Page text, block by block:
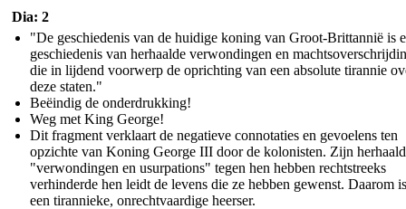
Dia: 2
"De geschiedenis van de huidige koning van Groot-Brittannië is
geschiedenis van herhaalde verwondingen en
die in lijdend voorwerp de oprichting van een absolute tirannie
deze staten."
Beëindig de onderdrukking!
Weg met King George!
Dit fragment verklaart de negatieve connotaties en gevoelens ten
opzichte van Koning George III door de kolonisten. Zijn
"verwondingen en usurpations" tegen hen hebben rechtstreeks
verhinderde hen leidt de levens die ze hebben gewenst. Daarom
een tirannieke, onrechtvaardige heerser.